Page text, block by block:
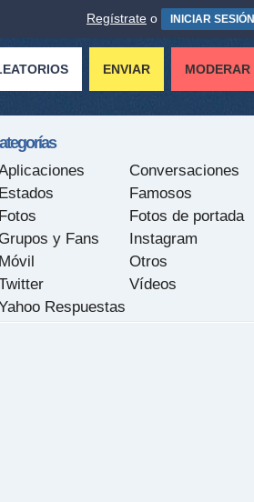
Regístrate o INICIAR SESIÓN
ENVIAR MODERAR
Conversaciones
Estados
Famosos
Fotos
Fotos de portada
y Fans
Instagram
Móvil
Otros
Vídeos
Respuestas